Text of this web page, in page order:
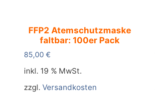
FFP2 Atemschutzmaske
faltbar: 100er Pack
85,00 €
inkl. 19 % MwSt.
zzgl. Versandkosten